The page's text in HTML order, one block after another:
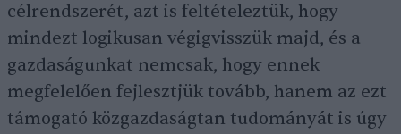
célrendszerét, azt is feltételeztük, hogy
mindezt logikusan végigvisszük majd, és a
gazdaságunkat nemcsak, hogy ennek
megfelelően fejlesztjük tovább, hanem az ezt
támogató közgazdaságtan tudományát is úgy